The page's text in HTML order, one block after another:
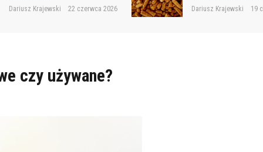
Dariusz Krajewski 19 czerwca 2026 Dariusz Krajewski 18
czy używane?